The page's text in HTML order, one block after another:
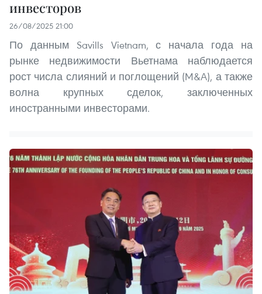
инвесторов
26/08/2025 21:00
По данным Savills Vietnam, с начала года на
рынке недвижимости Вьетнама наблюдается
рост числа слияний и поглощений (M&A), а также
волна крупных сделок, заключенных
иностранными инвесторами.